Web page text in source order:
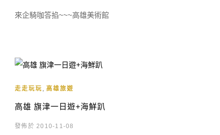
來企騎咖答掐~~~高雄美術館
走走玩玩 高雄旅遊
高雄 旗津一日遊+海鮮趴
發佈於 2010-11-08